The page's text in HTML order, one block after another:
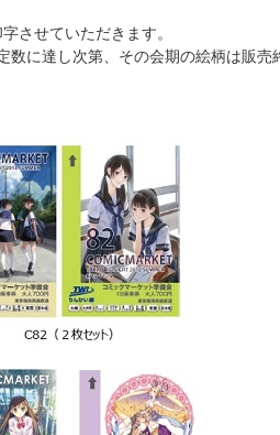
させていただきます。
数に達し次第、その会期の絵柄は販売